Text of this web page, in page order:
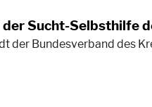
Sucht-Selbsthilfe
der Bundesverband des